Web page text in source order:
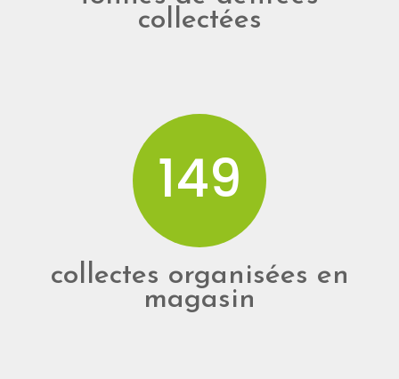
collectées
150
collectes organisées en
magasin